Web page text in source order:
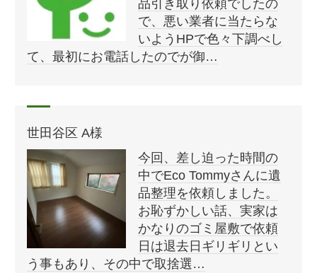
品引き取り依頼でしたの
で、悪い業者に当たらな
いようHPで色々下調べし
て、最初にお電話したのでが御…
世田谷区 A様
今回、差し迫った時間の
中でEco Tommyさんに遺
品整理を依頼しました。
お恥ずかしい話、実家は
かなりのゴミ屋敷で依頼
日は退去日ギリギリとい
う事もあり、その中で取捨選…